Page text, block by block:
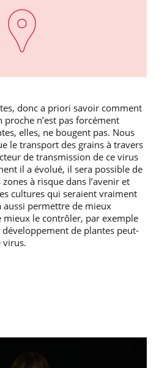
donc a priori savoir comment
n’est pas forcément
elles, ne bougent pas. Nous
le transport des grains à travers
de transmission de ce virus
il a évolué, il sera possible de
à risque dans l’avenir et
cultures qui seraient vraiment
aussi permettre de mieux
mieux le contrôler, par exemple
développement de plantes peut-
virus.